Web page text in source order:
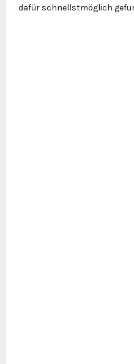
dafür schnellstmöglich